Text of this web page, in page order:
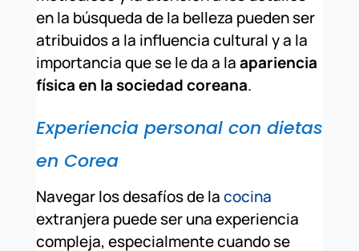
en la búsqueda de la belleza pueden ser
atribuidos a la influencia cultural y a la
importancia que se le da a laapariencia
física en la sociedad coreana.
Experiencia personal con dietas
en Corea
Navegar los desafíos de lacocina
extranjera puede ser una experiencia
compleja, especialmente cuando se